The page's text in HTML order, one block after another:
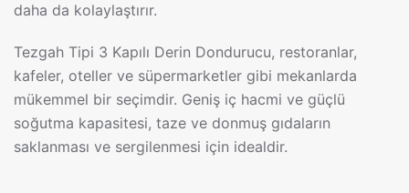
daha da kolaylaştırır.
Tezgah Tipi 3 Kapılı Derin Dondurucu, restoranlar,
kafeler, oteller ve süpermarketler gibi mekanlarda
mükemmel bir seçimdir. Geniş iç hacmi ve güçlü
soğutma kapasitesi, taze ve donmuş gıdaların
saklanması ve sergilenmesi için idealdir.